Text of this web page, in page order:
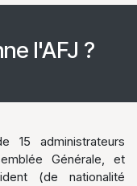
l'AFJ ?
15 administrateurs
Générale, et
(de nationalité